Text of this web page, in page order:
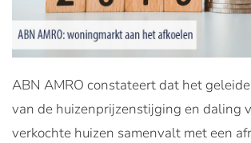
ABN AMRO constateert dat het
van de huizenprijzenstijging en daling
verkochte huizen samenvalt met een